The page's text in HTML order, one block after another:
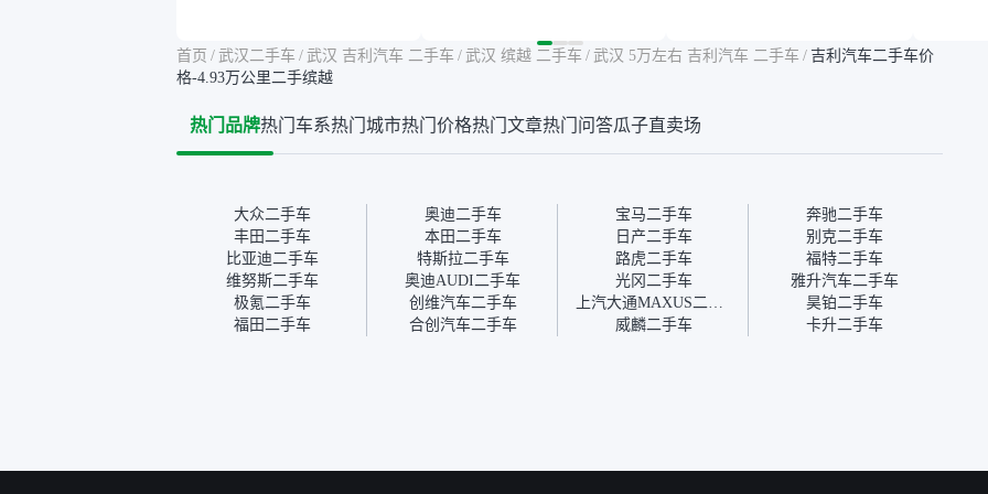
况。我拿到你们的信息之
后，自己又在线上去做了一
台），同时也找了朋友帮忙
线下看车。结果跟你们的报
我第一天看车，第二天你们
就约我到店，我第三天去提
的车。去之前我提前跟交接
人员说好，到了之后要当着
我的面再做一次复检，你们
也安排了师傅，服务可以，
速度很快。体验下来自营车
平台，车价贵点也正常，毕
竟有保障。其他平台上很多
多花点钱买个放心。从个人
期，这一点很便捷，其他平
心的额外价值。虽然我砍过
为瓜子有质保，车子出小毛
病维修更有保障。”
首页 / 武汉二手车 / 武汉 吉利汽车 二手车 / 武汉 缤越 二手车 / 武汉 5万左右 吉利汽车 二手车 / 吉利汽车二手车价
格-4.93万公里二手缤越
热门品牌热门车系热门城市热门价格热门文章热门问答瓜子直卖场
大众二手车 奥迪二手车 宝马二手车
奔驰二手车
丰田二手车
本田二手车 日产二手车
别克二手车
比亚迪二手车
特斯拉二手车 路虎二手车
福特二手车
维努斯二手车
奥迪AUDI二手车 光冈二手车
雅升汽车二手车
极氪二手车
创维汽车二手车 上汽大通MAXUS二手车
昊铂二手车
福田二手车
合创汽车二手车 威麟二手车 卡升二手车